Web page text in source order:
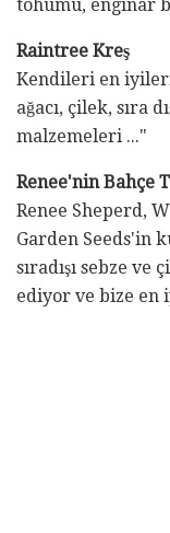
tohumu, enginar
Raintree Kreş
Kendileri en
ağacı, çilek, sıra
malzemeleri ..."
Renee'nin Bahçe
Renee Sheperd,
Garden Seeds'in
sıradışı sebze
ediyor ve bize en